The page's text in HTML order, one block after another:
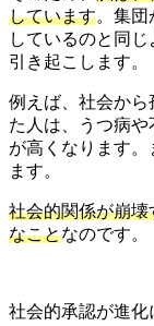
しています。集
しているのと同
引き起こします。
例えば、社会か
た人は、うつ病
が高くなります
ます。
社会的関係が崩
なことなのです。
社会的承認が進